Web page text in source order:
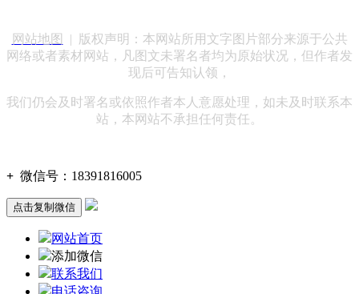
网站地图
| 版权声明：本网站所用文字图片部分来源于公共
网络或者素材网站，凡图文未署名者均为原始状况，但作者发
现后可告知认领，
我们仍会及时署名或依照作者本人意愿处理，如未及时联系本
站，本网站不承担任何责任。
+ 微信号： 18391816005
点击复制微信
网站首页
添加微信
联系我们